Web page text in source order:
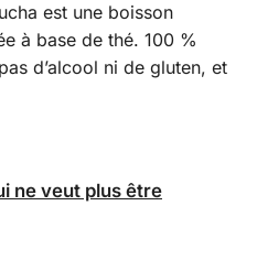
est une boisson
à base de thé. 100 %
d’alcool ni de gluten, et
ne veut plus être